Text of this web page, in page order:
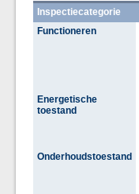
Inspectiecategorie
Functioneren
Energetische
toestand
Onderhoudstoestand